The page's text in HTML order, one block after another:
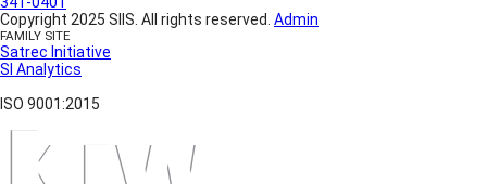
Copyright 2025 SIIS. All rights reserved. Admin
FAMILY SITE
Satrec Initiative
SI Analytics
ISO 9001:2015